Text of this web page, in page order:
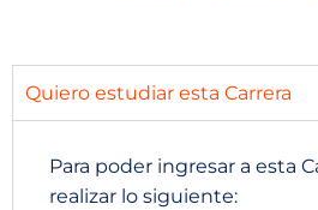
Quiero estudiar esta Carrera
Para poder ingresar a esta
realizar lo siguiente: